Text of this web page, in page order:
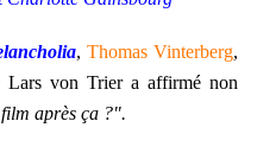
, Thomas Vinterberg,
Lars von Trier a affirmé non
après ça ?".